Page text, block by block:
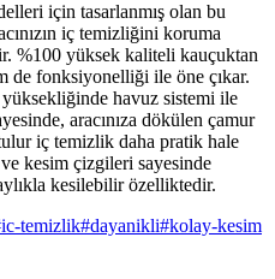
için tasarlanmış olan bu
iç temizliğini koruma
%100 yüksek kaliteli kauçuktan
de fonksiyonelliği ile öne çıkar.
havuz sistemi ile
aracınıza dökülen çamur
iç temizlik daha pratik hale
ve kesim çizgileri sayesinde
kesilebilir özelliktedir.
ic-temizlik#dayanikli#kolay-kesim